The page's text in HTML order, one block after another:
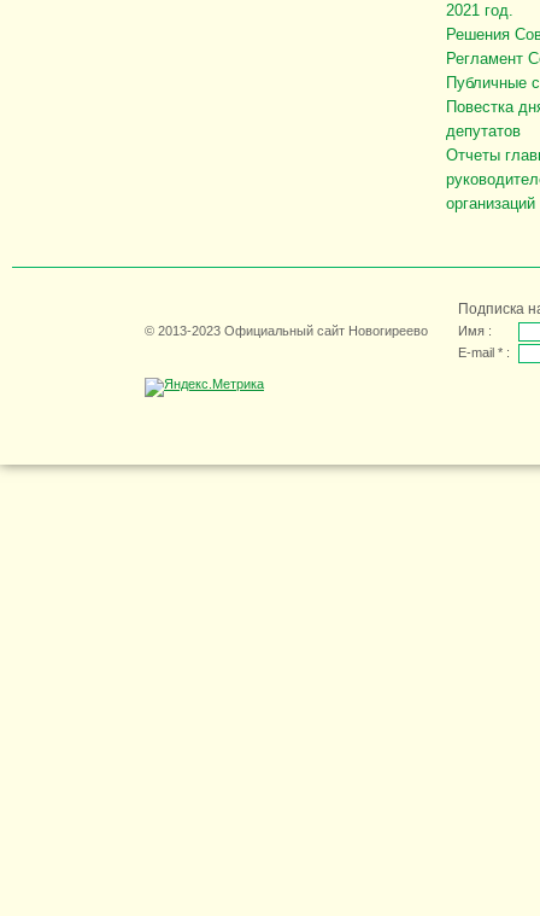
2021 год.
Решения
Регламент
Публичные
Повестка
депутатов
Отчеты
организаций
© 2013-2023 Официальный сайт Новогиреево
Подписка
Имя :
E-mail * :